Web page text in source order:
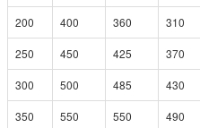
200 400 360 310
250 450 425 370
300 500 485 430
350 550 550 490